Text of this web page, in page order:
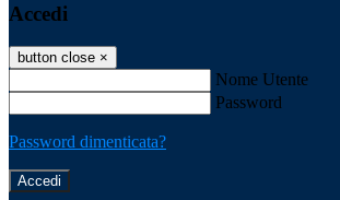
Accedi
button close ×
Nome Utente
Password
Password dimenticata?